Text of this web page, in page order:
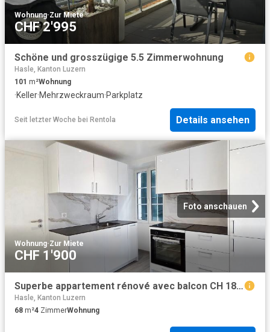
Wohnung·Zur Miete
CHF 2'995
Schöne und grosszügige 5.5 Zimmerwohnung
Hasle, Kanton Luzern
101 m²Wohnung
·Keller·Mehrzweckraum·Parkplatz
Seit letzter Woche bei Rentola Details ansehen
Foto anschauen
Wohnung·Zur Miete
CHF 1'900
Superbe appartement rénové avec balcon CH 1820 Veytaux, Le They 4 CHF 1'900. /mois + ch
Hasle, Kanton Luzern
68 m²4 ZimmerWohnung